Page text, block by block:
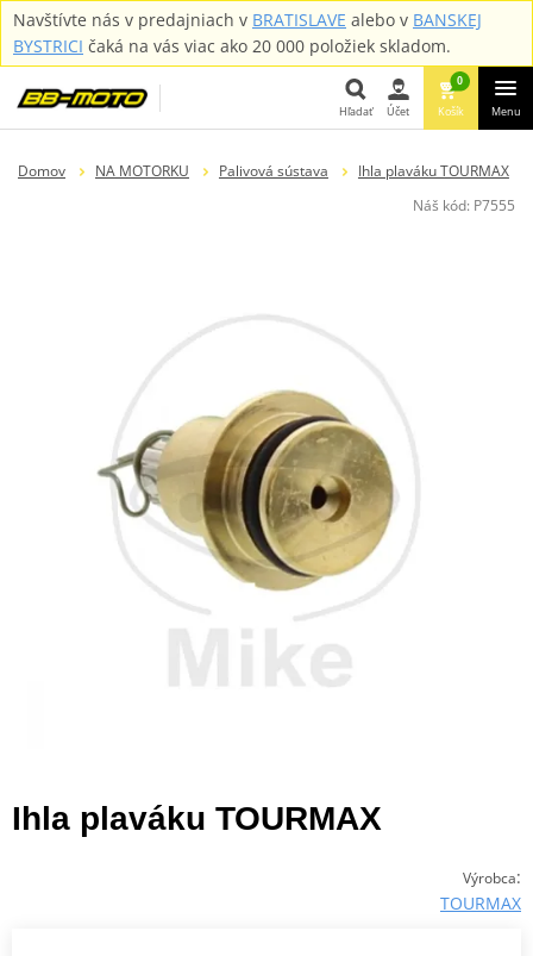
Navštívte nás v predajniach v BRATISLAVE alebo v BANSKEJ
BYSTRICI čaká na vás viac ako 20 000 položiek skladom.
Hľadať
Hľadať Účet
0
Košík Menu
Domov NA MOTORKU Palivová sústava
Ihla plaváku TOURMAX
Náš kód: P7555
Ihla plaváku TOURMAX
Výrobca:
TOURMAX